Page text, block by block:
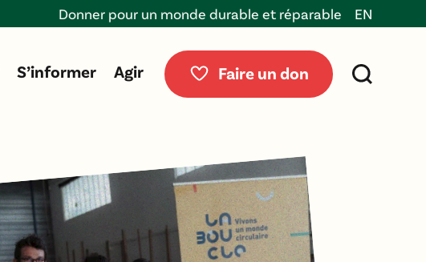
Donner pour un monde durable et réparable EN
S’informer Agir Faire un don